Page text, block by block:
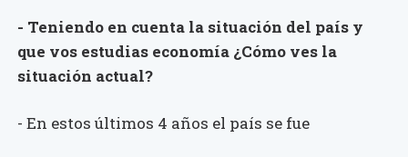
- Teniendo en cuenta la situación del país y
que vos estudias economía ¿Cómo ves la
situación actual?
- En estos últimos 4 años el país se fue